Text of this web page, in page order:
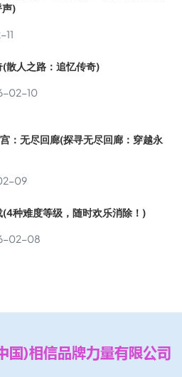
声)
(散人之路：追忆传奇)
02-10
：无尽回廊(探寻无尽回廊：穿越永
09
(4种难度等级，随时欢乐消除！)
02-08